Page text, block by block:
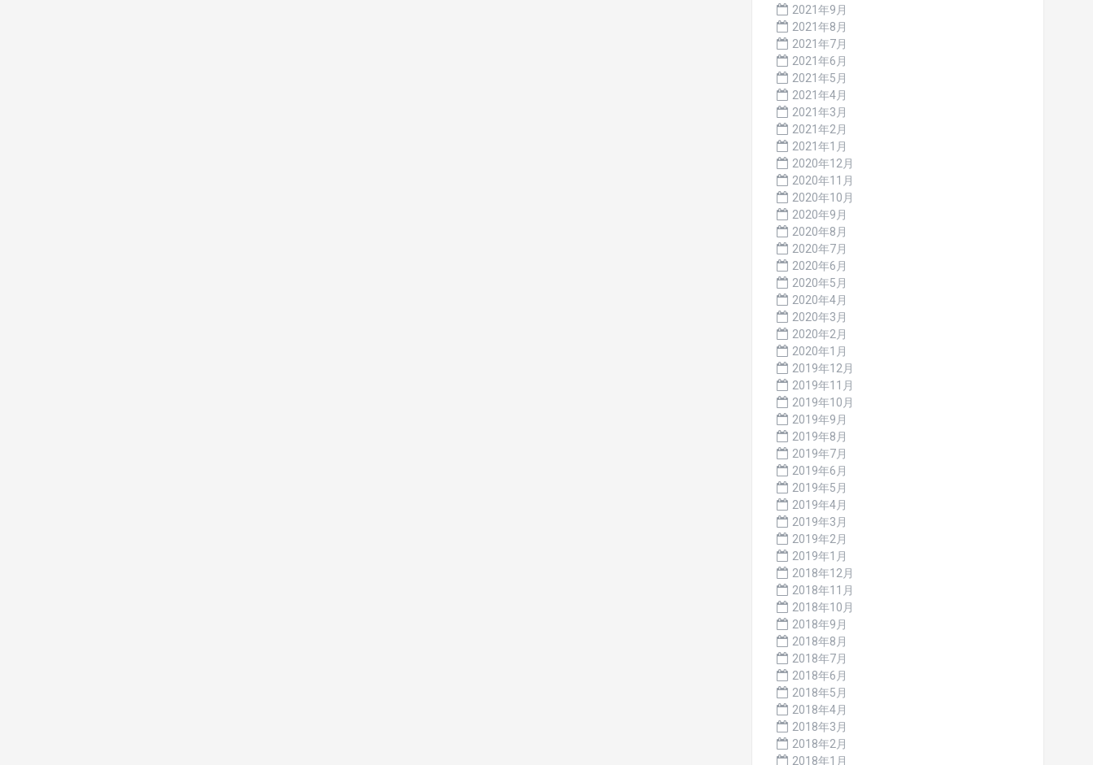
2021年9月
2021年8月
2021年7月
2021年6月
2021年5月
2021年4月
2021年3月
2021年2月
2021年1月
2020年12月
2020年11月
2020年10月
2020年9月
2020年8月
2020年7月
2020年6月
2020年5月
2020年4月
2020年3月
2020年2月
2020年1月
2019年12月
2019年11月
2019年10月
2019年9月
2019年8月
2019年7月
2019年6月
2019年5月
2019年4月
2019年3月
2019年2月
2019年1月
2018年12月
2018年11月
2018年10月
2018年9月
2018年8月
2018年7月
2018年6月
2018年5月
2018年4月
2018年3月
2018年2月
2018年1月